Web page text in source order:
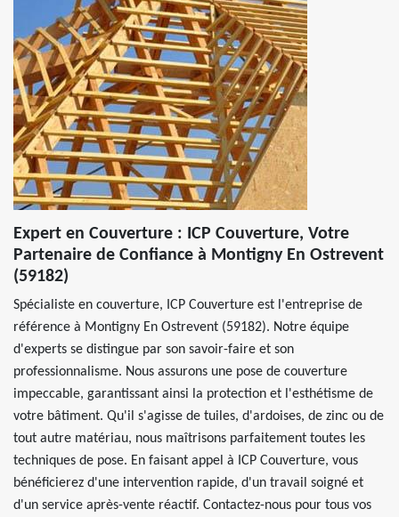
Expert en Couverture : ICP Couverture, Votre
Partenaire de Confiance à Montigny En Ostrevent
(59182)
Spécialiste en couverture, ICP Couverture est l'entreprise de
référence à Montigny En Ostrevent (59182). Notre équipe
d'experts se distingue par son savoir-faire et son
professionnalisme. Nous assurons une pose de couverture
impeccable, garantissant ainsi la protection et l'esthétisme de
votre bâtiment. Qu'il s'agisse de tuiles, d'ardoises, de zinc ou de
tout autre matériau, nous maîtrisons parfaitement toutes les
techniques de pose. En faisant appel à ICP Couverture, vous
bénéficierez d'une intervention rapide, d'un travail soigné et
d'un service après-vente réactif. Contactez-nous pour tous vos